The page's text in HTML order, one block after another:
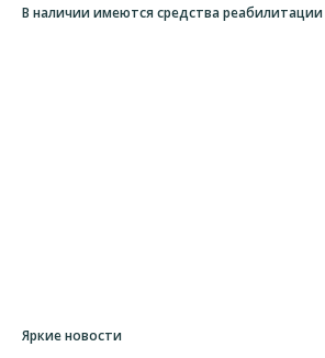
В наличии имеются средства реабилитации
Яркие новости